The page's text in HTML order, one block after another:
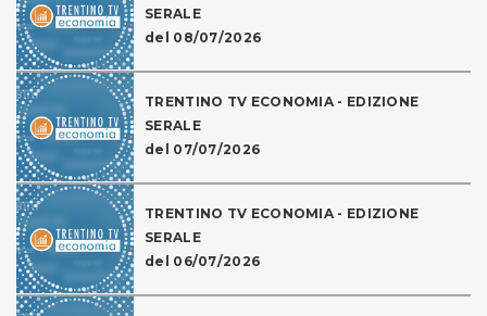
SERALE
del 08/07/2026
TRENTINO TV ECONOMIA - EDIZIONE
SERALE
del 07/07/2026
TRENTINO TV ECONOMIA - EDIZIONE
SERALE
del 06/07/2026